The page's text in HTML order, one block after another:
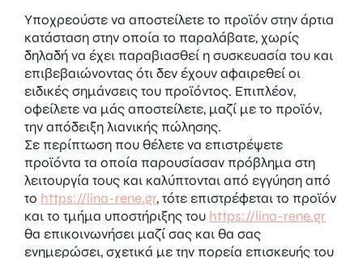
Υποχρεούστε να αποστείλετε το προϊόν στην άρτια
κατάσταση στην οποία το παραλάβατε, χωρίς
δηλαδή να έχει παραβιασθεί η συσκευασία του και
επιβεβαιώνοντας ότι δεν έχουν αφαιρεθεί οι
ειδικές σημάνσεις του προϊόντος. Επιπλέον,
οφείλετε να μάς αποστείλετε, μαζί με το προϊόν,
την απόδειξη λιανικής πώλησης.
Σε περίπτωση που θέλετε να επιστρέψετε
προϊόντα τα οποία παρουσίασαν πρόβλημα στη
λειτουργία τους και καλύπτονται από εγγύηση από
το https://lina-rene.gr, τότε επιστρέφεται το προϊόν
και το τμήμα υποστήριξης του https://lina-rene.gr
θα επικοινωνήσει μαζί σας και θα σας
ενημερώσει, σχετικά με την πορεία επισκευής του